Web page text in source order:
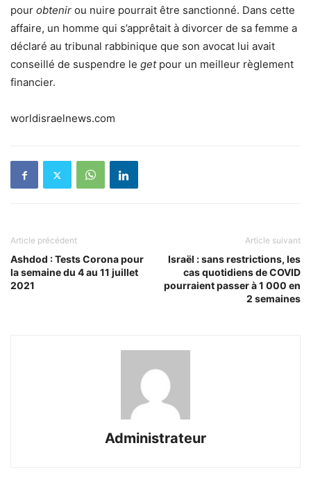
pour obtenir ou nuire pourrait être sanctionné. Dans cette
affaire, un homme qui s’apprêtait à divorcer de sa femme a
déclaré au tribunal rabbinique que son avocat lui avait
conseillé de suspendre le getpour un meilleur règlement
financier.
worldisraelnews.com
Article précédent
Ashdod : Tests Corona pour
la semaine du 4 au 11 juillet
2021
Article suivant
Israël : sans restrictions, les
cas quotidiens de COVID
pourraient passer à 1 000 en
2 semaines
Administrateur